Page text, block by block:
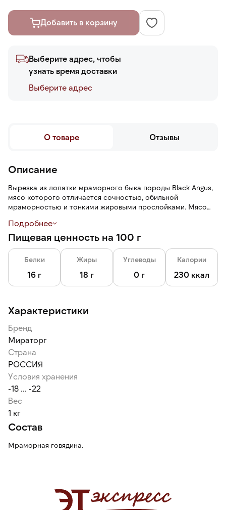
Добавить в корзину
Выберите адрес, чтобы
узнать время доставки
Выберите адреc
О товаре Отзывы
Описание
Вырезка из лопатки мраморного быка породы Black Angus,
мясо которого отличается сочностью, обильной
мраморностью и тонкими жировыми прослойками. Мясо
волокна без грубых соединительных тканей, сладковатый
вкус.
Мясо вырезается из плечевой части туши — области,
которая активно работает, поэтому мясо здесь более
ароматное, чем из тазобедренной части.
Подробнее
Пищевая ценность на 100 г
Белки
16 г
Жиры
18 г
Углеводы
0 г
Калории
230 ккал
Характеристики
Бренд
Мираторг
Страна
РОССИЯ
Условия хранения
-18 ... -22
Вес
1 кг
Состав
Мраморная говядина.